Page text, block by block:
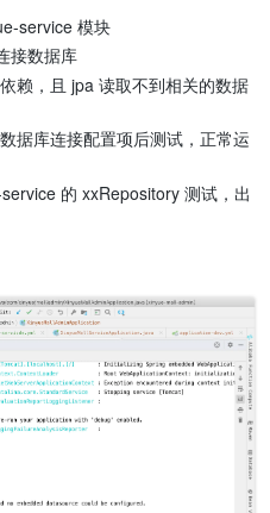
service 模块
接数据库
赖，且 jpa 读取不到相关的数据
据库连接配置项后测试，正常运
的 xxRepository 测试，出